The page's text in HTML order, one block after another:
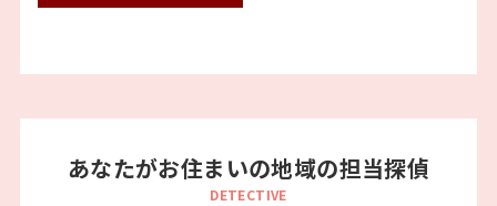
あなたがお住まいの地域の担当探偵
DETECTIVE